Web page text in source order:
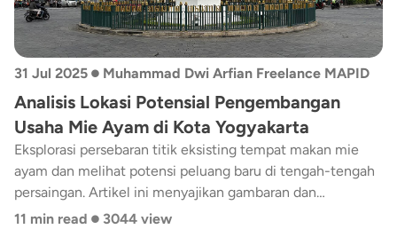
31 Jul 2025 • Muhammad Dwi Arfian Freelance MAPID
Analisis Lokasi Potensial Pengembangan
Usaha Mie Ayam di Kota Yogyakarta
Eksplorasi persebaran titik eksisting tempat makan mie
ayam dan melihat potensi peluang baru di tengah-tengah
persaingan. Artikel ini menyajikan gambaran dan
penjelasan singkat terkait bagaimana persebaran dan
11 min read • 3044 view